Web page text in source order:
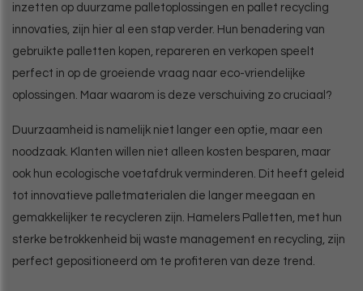
inzetten op duurzame palletoplossingen en pallet recycling
innovaties, zijn hier al een stap verder. Hun benadering van
gebruikte palletten kopen, repareren en verkopen speelt
perfect in op de groeiende vraag naar eco-vriendelijke
oplossingen. Maar waarom is deze verschuiving zo cruciaal?
Duurzaamheid is namelijk niet langer een optie, maar een
noodzaak. Klanten willen niet alleen kosten besparen, maar
ook hun ecologische voetafdruk verminderen. Dit heeft geleid
tot innovatieve palletmaterialen die langer meegaan en
gemakkelijker te recycleren zijn. Hamelers Palletten, met hun
sterke betrokkenheid bij waste management en recycling, zijn
perfect gepositioneerd om te profiteren van deze trend.